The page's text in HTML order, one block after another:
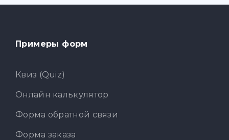
Примеры форм
Квиз (Quiz)
Онлайн калькулятор
Форма обратной связи
Форма заказа